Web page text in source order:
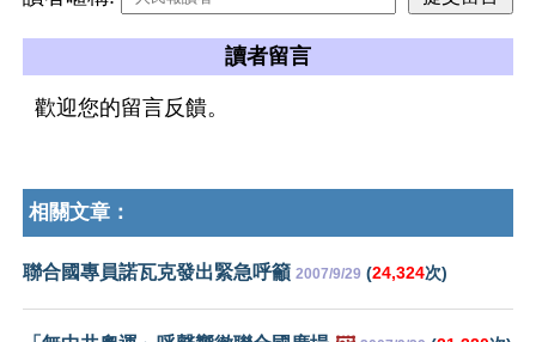
讀者留言
歡迎您的留言反饋。
相關文章：
聯合國專員諾瓦克發出緊急呼籲 2007/9/29 (24,324次)